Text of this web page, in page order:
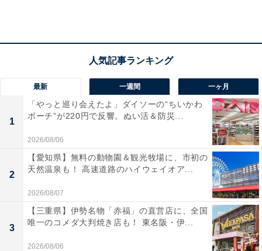
ス）と呼ばれる液体用の複合容器を採用。ミルクを供給
備することで、ホット用、アイス用それぞれの「カフェ
ラテ専用ミルク」を抽出することができ、ミルク本来の
甘さと香りが特長の「カフェラテ」を提供することが可
能となる。アイスカフェラテについては、これまではカ
ップ内に凍らせたミルクを入れ、そこに熱いコーヒーを
注ぐことで提供していたが、今後はより本格的な味わい
また、カフェラテに使用するコーヒーについては、既存
の「SEVEN CAFÉ（セブンカフェ）」用の豆を使用する
最新 一週間 一ヶ月
1
「やっと巡り会えたよ」ダイソーの“ちいかわ
ポーチ”が220円で反響。ぬい活＆防災...
2026/08/06
2
【愛知県】無料の動物園＆観光牧場に、市初の
天然温泉も！ 高速道路のハイウェイオア...
2026/08/07
3
【三重県】伊勢名物「赤福」の直営店に、全国
唯一のコメダ大判焼き店も！ 東名阪・伊...
2026/08/06